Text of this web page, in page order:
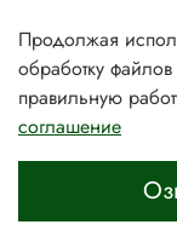
магазин)
+7(931)
магазин)
Продолжая
обработку
правильную
соглашение